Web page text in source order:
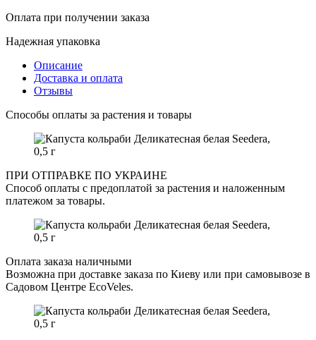
Оплата при получении заказа
Надежная упаковка
Описание
Доставка и оплата
Отзывы
Способы оплаты за растения и товары
ПРИ ОТПРАВКЕ ПО УКРАИНЕ
Способ оплаты с предоплатой за растения и наложенным
платежом за товары.
Оплата заказа наличными
Возможна при доставке заказа по Киеву или при самовывозе в
Садовом Центре EcoVeles.